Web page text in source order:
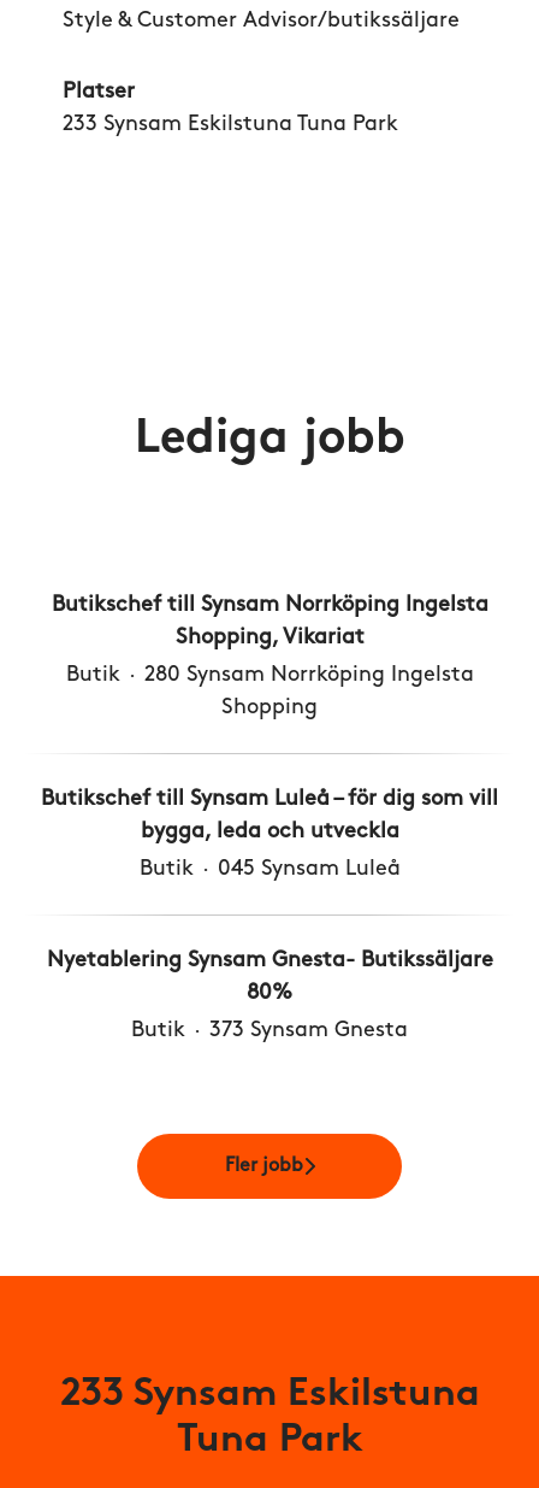
Style & Customer Advisor/butikssäljare
Platser
233 Synsam Eskilstuna Tuna Park
Lediga jobb
Butikschef till Synsam Norrköping Ingelsta
Shopping, Vikariat
Butik · 280 Synsam Norrköping Ingelsta
Shopping
Butikschef till Synsam Luleå – för dig som vill
bygga, leda och utveckla
Butik · 045 Synsam Luleå
Nyetablering Synsam Gnesta- Butikssäljare
80%
Butik · 373 Synsam Gnesta
Fler jobb
233 Synsam Eskilstuna
Tuna Park